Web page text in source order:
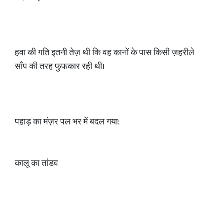
हवा की गति इतनी तेज़ थी कि वह कानों के पास किसी ज़हरीले
साँप की तरह फुफकार रही थी।
पहाड़ का मंज़र पल भर में बदल गया:
कालू का तांडव